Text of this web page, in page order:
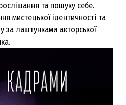
та пошуку себе.
мистецької ідентичності та
лаштунками акторської